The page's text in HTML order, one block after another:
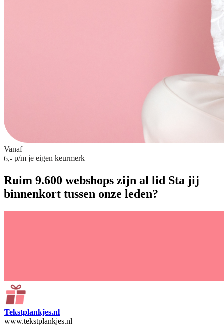
Vanaf
6,- p/m je eigen keurmerk
Ruim 9.600 webshops zijn al lid Sta jij
binnenkort tussen onze leden?
Tekstplankjes.nl
www.tekstplankjes.nl